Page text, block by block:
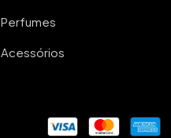
Perfumes
Acessórios